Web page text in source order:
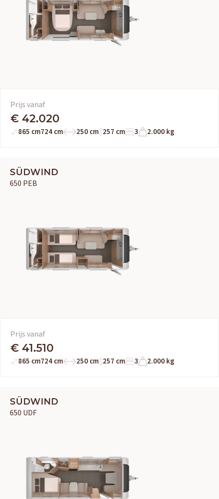
Prijs vanaf
€ 42.020
865 cm724 cm 250 cm 257 cm 3 2.000 kg
SÜDWIND
650 PEB
Prijs vanaf
€ 41.510
865 cm724 cm 250 cm 257 cm 3 2.000 kg
SÜDWIND
650 UDF